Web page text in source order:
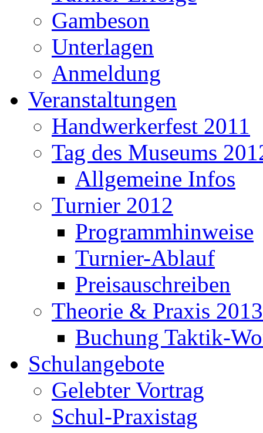
Gambeson
Unterlagen
Anmeldung
Veranstaltungen
Handwerkerfest 2011
Tag des Museums
Allgemeine Infos
Turnier 2012
Programmhinweise
Turnier-Ablauf
Preisauschreiben
Theorie & Praxis 2013
Buchung Taktik-
Schulangebote
Gelebter Vortrag
Schul-Praxistag